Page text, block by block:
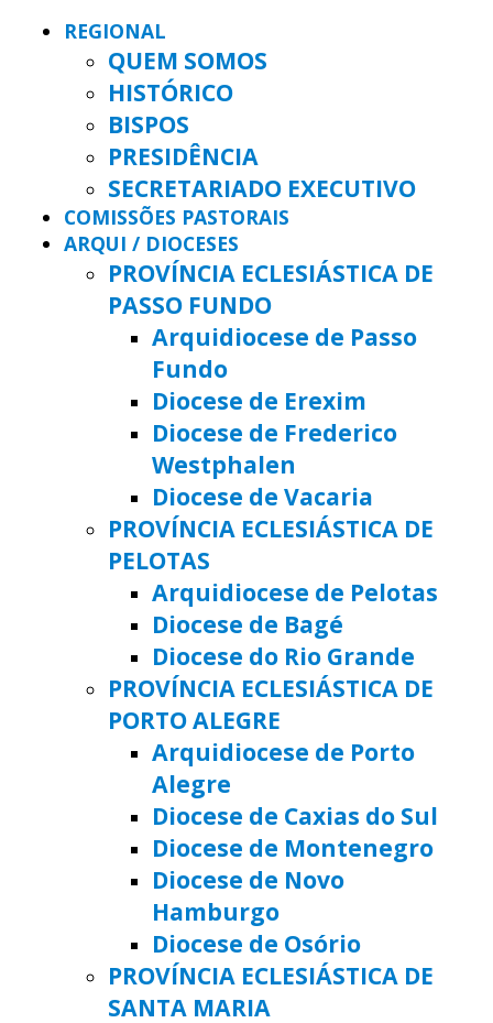
REGIONAL
QUEM SOMOS
HISTÓRICO
BISPOS
PRESIDÊNCIA
SECRETARIADO EXECUTIVO
COMISSÕES PASTORAIS
ARQUI / DIOCESES
PROVÍNCIA ECLESIÁSTICA DE
PASSO FUNDO
Arquidiocese de Passo
Fundo
Diocese de Erexim
Diocese de Frederico
Westphalen
Diocese de Vacaria
PROVÍNCIA ECLESIÁSTICA DE
PELOTAS
Arquidiocese de Pelotas
Diocese de Bagé
Diocese do Rio Grande
PROVÍNCIA ECLESIÁSTICA DE
PORTO ALEGRE
Arquidiocese de Porto
Alegre
Diocese de Caxias do Sul
Diocese de Montenegro
Diocese de Novo
Hamburgo
Diocese de Osório
PROVÍNCIA ECLESIÁSTICA DE
SANTA MARIA